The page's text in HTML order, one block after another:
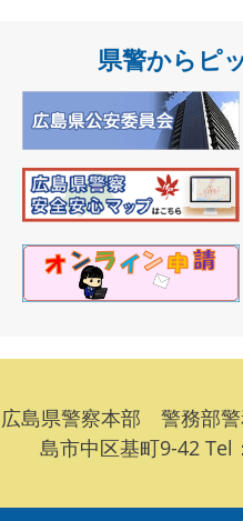
県警からピ
広島県警察本部 警務部
島市中区基町9-42 Tel